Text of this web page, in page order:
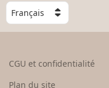
C
h
o
CGU et confidentialité
Plan du site